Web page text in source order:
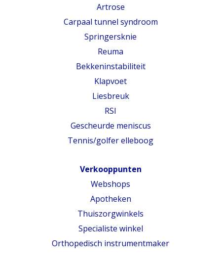
Artrose
Carpaal tunnel syndroom
Springersknie
Reuma
Bekkeninstabiliteit
Klapvoet
Liesbreuk
RSI
Gescheurde meniscus
Tennis/golfer elleboog
Verkooppunten
Webshops
Apotheken
Thuiszorgwinkels
Specialiste winkel
Orthopedisch instrumentmaker